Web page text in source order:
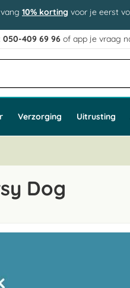
10% korting voor je eerst
050-409 69 96 of app je vraag
Verzorging Uitrusting
Dog